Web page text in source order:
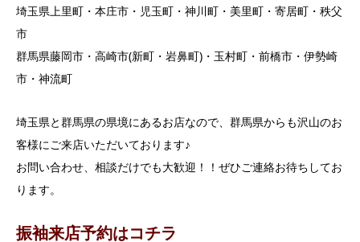
埼玉県上里町・本庄市・児玉町・神川町・美里町・寄居町・秩父
市
群馬県藤岡市・高崎市(新町・岩鼻町)・玉村町・前橋市・伊勢崎
市・神流町
埼玉県と群馬県の県境にあるお店なので、群馬県からも沢山のお
客様にご来店いただいております♪
お問い合わせ、相談だけでも大歓迎！！ぜひご連絡お待ちしてお
ります。
振袖来店予約はコチラ